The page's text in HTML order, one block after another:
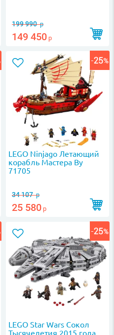
199 990р
149 450 р
LEGO Ninjago Летающий
корабль Мастера Ву
71705
34 107р
25 580 р
LEGO Star Wars Сокол
Тысячелетия 2015 года